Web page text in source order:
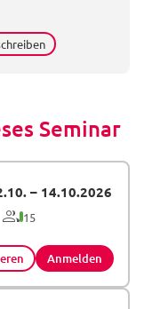
Seminar
– 14.10.2026
15
Anmelden